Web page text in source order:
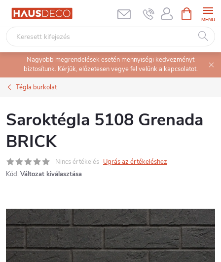
Ugrás
tartalomhoz
KOSÁR
Nagyobb megrendelések esetén mennyiségi kedvezményt
biztosítunk. Kérjük, előzetesen vegye fel velünk a kapcsolatot.
Tégla burkolat
Saroktégla 5108 Grenada
BRICK
Nincs értékelés Ugrás az értékeléshez
Kód: Változat kiválasztása